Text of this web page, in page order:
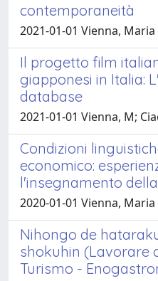
contemporaneità
2021-01-01 Vienna, Maria
Il progetto film
giapponesi in Italia:
database
2021-01-01 Vienna, M;
Condizioni
economico:
l'insegnamento
2020-01-01 Vienna, Maria
Nihongo de
shokuhin (Lavorare
Turismo -